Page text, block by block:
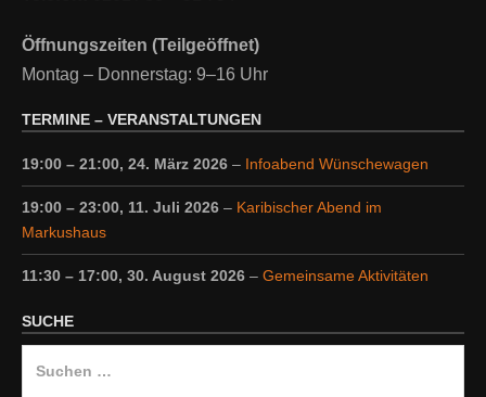
Öffnungszeiten (Teilgeöffnet)
Montag – Donnerstag: 9–16 Uhr
TERMINE – VERANSTALTUNGEN
19:00 – 21:00, 24. März 2026 – Infoabend Wünschewagen
19:00 – 23:00, 11. Juli 2026 – Karibischer Abend im
Markushaus
11:30 – 17:00, 30. August 2026 – Gemeinsame Aktivitäten
SUCHE